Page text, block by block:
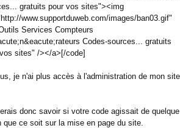
gratuits pour vos sites"><img
www.supportduweb.com/images/ban03.gif"
Services Compteurs
Codes-sources... gratuits
sites" /></a>[/code]
je n'ai plus accès à l'administration de mon site
donc savoir si votre code agissait de quelque
que ce soit sur la mise en page du site.